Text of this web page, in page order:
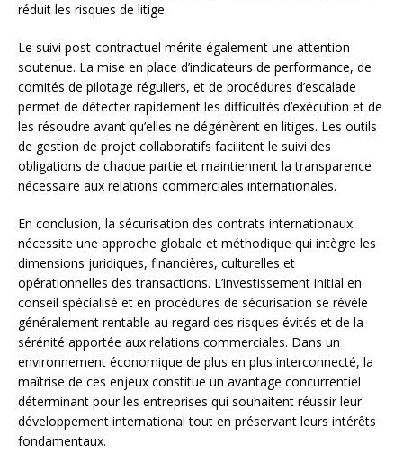
réduit les risques de litige.
Le suivi post-contractuel mérite également une attention
soutenue. La mise en place d’indicateurs de performance, de
comités de pilotage réguliers, et de procédures d’escalade
permet de détecter rapidement les difficultés d’exécution et de
les résoudre avant qu’elles ne dégénèrent en litiges. Les outils
de gestion de projet collaboratifs facilitent le suivi des
obligations de chaque partie et maintiennent la transparence
nécessaire aux relations commerciales internationales.
En conclusion, la sécurisation des contrats internationaux
nécessite une approche globale et méthodique qui intègre les
dimensions juridiques, financières, culturelles et
opérationnelles des transactions. L’investissement initial en
conseil spécialisé et en procédures de sécurisation se révèle
généralement rentable au regard des risques évités et de la
sérénité apportée aux relations commerciales. Dans un
environnement économique de plus en plus interconnecté, la
maîtrise de ces enjeux constitue un avantage concurrentiel
déterminant pour les entreprises qui souhaitent réussir leur
développement international tout en préservant leurs intérêts
fondamentaux.